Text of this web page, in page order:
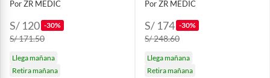
Por ZR MEDIC
S/ 120 -30%
S/ 171.50
Llega mañana
Retira mañana
Por ZR MEDIC
S/ 174 -30%
S/ 248.60
Llega mañana
Retira mañana